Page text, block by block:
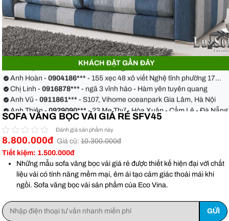
KHÁCH ĐẶT GẦN ĐÂY
Anh Thiện -0929090***- 23 Mẹ Thứ - Hòa Xuân - Cẩm Lệ - Đà Nẵng
Chị Hoa -0988068***- 56 Nguyễn Khang, Cầu Giấy
0349582***- Toà Moonlight An Lạc, Vân Canh Hoài Đức
Anh Hoàn - 0904186*** - 155 xẹc 48 xô viết Nghệ tĩnh phường 17
quận Bình Thạnh
Chị Linh - 0916878***
- ngã 3 vĩnh hảo - Hàm yên tuyên quang
Anh Vũ - 0911861*** - S107, Vihome oceanpark Gia Lâm, Hà Nội
Anh Thiện -
0929090***
- 23 Mẹ Thứ - Hòa Xuân - Cẩm Lệ - Đà Nẵng
Chị Hoa -0988068*** - 56 Nguyễn Khang, Cầu Giấy
Anh Việt -0349582***- Toà Moonlight An Lạc, Vân Canh Hoài Đức
Anh Hoàn -0904186***- 155 xẹc 48 xô viết Nghệ tĩnh phường 17
quận Bình Thạnh
Chị Linh - 0916878***
Anh Vũ -
0911861*** - S107, Vihome oceanpark Gia Lâm, Hà Nội
SOFA VĂNG BỌC VẢI GIÁ RẺ SFV45
Đánh giá sản phẩm này
8.800.000đ Giá cũ:10.300.000đ
Tiết kiệm: 1.500.000đ
Những mẫu sofa văng bọc vải giá rẻ được thiết kế hiện đại với chất
liệu vải có tính năng mềm mại, êm ái tạo cảm giác thoải mái khi
ngồi. Sofa văng bọc vải sản phẩm của Eco Vina.